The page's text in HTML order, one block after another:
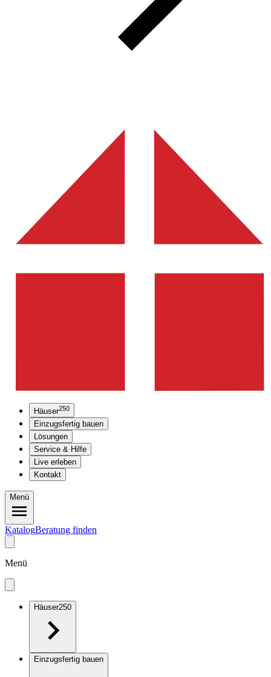
Häuser250
Einzugsfertig bauen
Lösungen
Service & Hilfe
Live erleben
Kontakt
Menü
KatalogBeratung finden
Menü
Häuser250
Einzugsfertig bauen